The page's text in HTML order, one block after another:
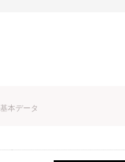
基本データ